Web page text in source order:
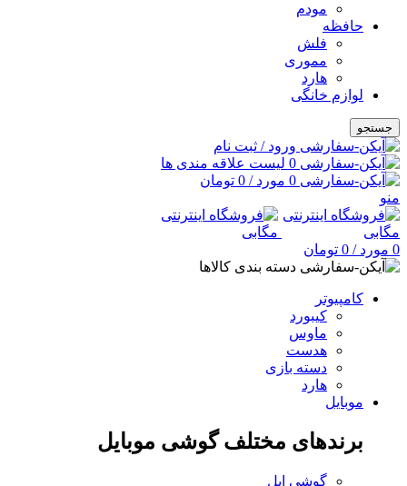
مودم
حافظه
فلش
مموری
هارد
لوازم خانگی
جستجو
ورود / ثبت نام
0 لیست علاقه مندی ها
0 مورد/
0 تومان
منو
0 مورد/
0 تومان
دسته بندی کالاها
کامپیوتر
کیبورد
ماوس
هدست
دسته بازی
هارد
موبایل
برندهای مختلف گوشی موبایل
گوشی اپل